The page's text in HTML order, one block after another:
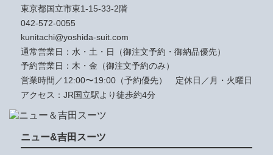
東京都国立市東1-15-33-2階
042-572-0055
kunitachi@yoshida-suit.com
通常営業日：水・土・日（御注文予約・御納品優先）
予約営業日：木・金（御注文予約のみ）
営業時間／12:00〜19:00（予約優先） 定休日／月・火曜日
アクセス：JR国立駅より徒歩約4分
ニュー&吉田スーツ